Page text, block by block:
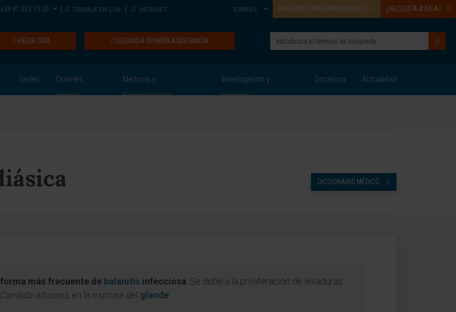
+34 91 353 19 20 TRABAJE EN CUN INTRANET PACIENTES INTERNACIONALES ¿NECESITA AYUDA?
ESPAÑOL
SEGUNDA OPINIÓN A DISTANCIA
PEDIR CITA
Sedes
Quiénes
somos
Médicos y
Especialidades
Investigación y
ensayos
Docencia Actualidad
DICCIONARIO MÉDICO
más frecuente de balanitis infecciosa . Se debe a la proliferación de levaduras
Candida albicans, en la mucosa del glande